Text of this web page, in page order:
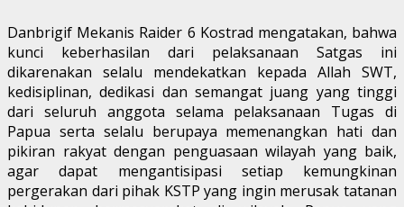
Danbrigif Mekanis Raider 6 Kostrad mengatakan, bahwa
kunci keberhasilan dari pelaksanaan Satgas ini
dikarenakan selalu mendekatkan kepada Allah SWT,
kedisiplinan, dedikasi dan semangat juang yang tinggi
dari seluruh anggota selama pelaksanaan Tugas di
Papua serta selalu berupaya memenangkan hati dan
pikiran rakyat dengan penguasaan wilayah yang baik,
agar dapat mengantisipasi setiap kemungkinan
pergerakan dari pihak KSTP yang ingin merusak tatanan